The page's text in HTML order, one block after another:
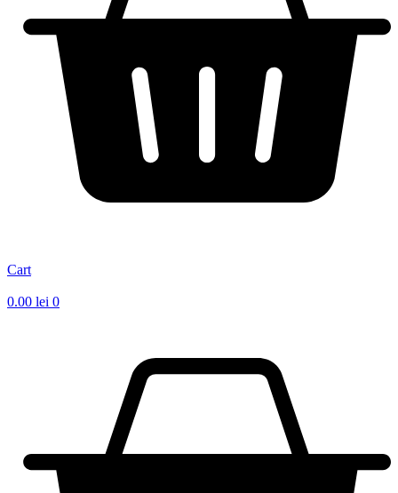
Cart
0.00 lei 0